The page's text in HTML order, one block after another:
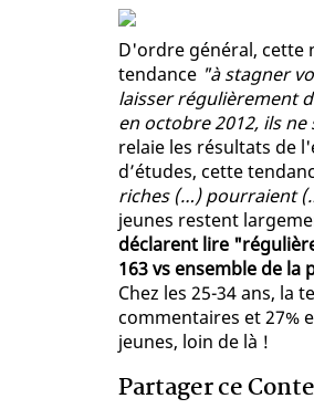
D'ordre général, cette
tendance "à stagner
laisser régulièrement
en octobre 2012, ils
relaie les résultats de
d’études, cette
riches (…) pourraient
jeunes restent
déclarent lire
163 vs ensemble de
Chez les 25-34 ans, la
commentaires et 27%
jeunes, loin de là !
Partager ce